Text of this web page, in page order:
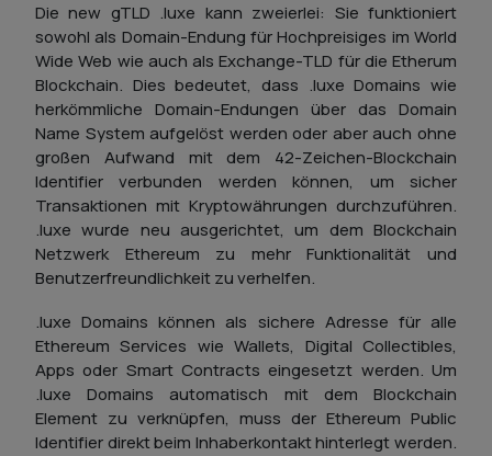
Die new gTLD .luxe kann zweierlei: Sie funktioniert
sowohl als Domain-Endung für Hochpreisiges im World
Wide Web wie auch als Exchange-TLD für die Etherum
Blockchain. Dies bedeutet, dass .luxe Domains wie
herkömmliche Domain-Endungen über das Domain
Name System aufgelöst werden oder aber auch ohne
großen Aufwand mit dem 42-Zeichen-Blockchain
Identifier verbunden werden können, um sicher
Transaktionen mit Kryptowährungen durchzuführen.
.luxe wurde neu ausgerichtet, um dem Blockchain
Netzwerk Ethereum zu mehr Funktionalität und
Benutzerfreundlichkeit zu verhelfen.
.luxe Domains können als sichere Adresse für alle
Ethereum Services wie Wallets, Digital Collectibles,
Apps oder Smart Contracts eingesetzt werden. Um
.luxe Domains automatisch mit dem Blockchain
Element zu verknüpfen, muss der Ethereum Public
Identifier direkt beim Inhaberkontakt hinterlegt werden.